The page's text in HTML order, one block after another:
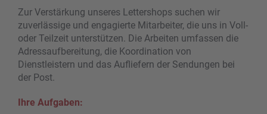
Zur Verstärkung unseres Lettershops suchen wir
zuverlässige und engagierte Mitarbeiter, die uns in Voll-
oder Teilzeit unterstützen. Die Arbeiten umfassen die
Adressaufbereitung, die Koordination von
Dienstleistern und das Aufliefern der Sendungen bei
der Post.
Ihre Aufgaben: